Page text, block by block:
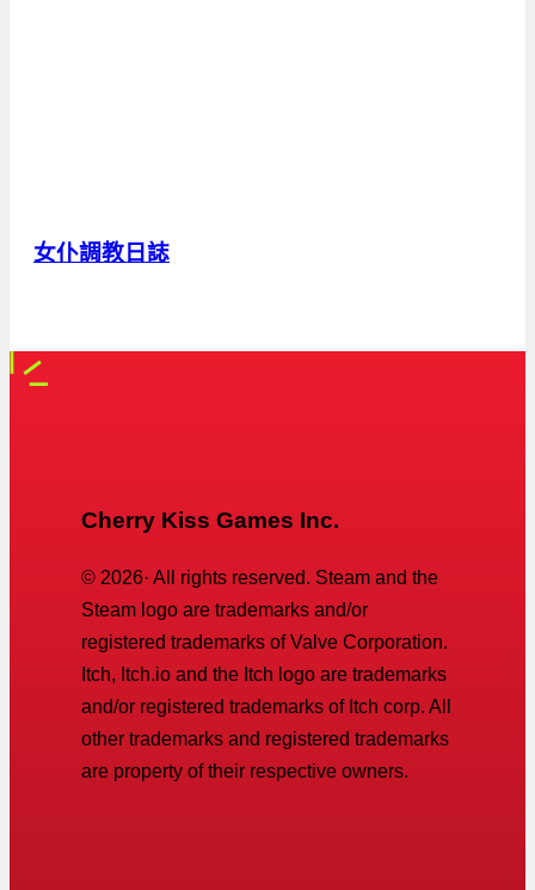
女仆調教日誌
Cherry Kiss Games Inc.
© 2026· All rights reserved. Steam and the
Steam logo are trademarks and/or
registered trademarks of Valve Corporation.
Itch, Itch.io and the Itch logo are trademarks
and/or registered trademarks of Itch corp. All
other trademarks and registered trademarks
are property of their respective owners.